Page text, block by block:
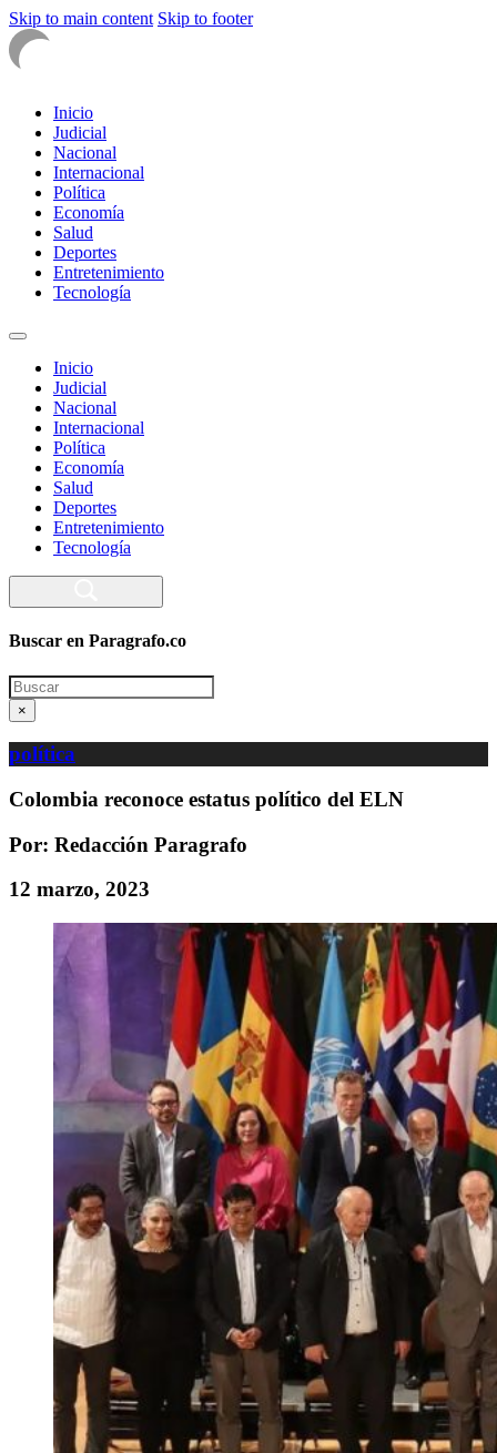
Skip to main content Skip to footer
Inicio
Judicial
Nacional
Internacional
Política
Economía
Salud
Deportes
Entretenimiento
Tecnología
Inicio
Judicial
Nacional
Internacional
Política
Economía
Salud
Deportes
Entretenimiento
Tecnología
Buscar en Paragrafo.co
Search
×
política
Colombia reconoce estatus político del ELN
Por: Redacción Paragrafo
12 marzo, 2023